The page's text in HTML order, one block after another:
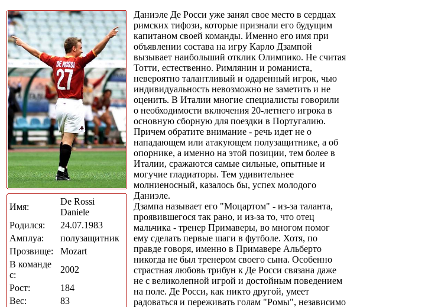
Имя:
De Rossi
Daniele
Родился:
24.07.1983
Амплуа:
полузащитник
Прозвище:
Mozart
В команде
с:
2002
Рост:
184
Вес:
83
Даниэле Де Росси уже занял свое место в сердцах
римских тифози, которые признали его будущим
капитаном своей команды. Именно его имя при
объявлении состава на игру Карло Дзампой
вызывает наибольший отклик Олимпико. Не считая
Тотти, естественно. Римлянин и романиста,
невероятно талантливый и одаренный игрок, чью
индивидуальность невозможно не заметить и не
оценить. В Италии многие специалисты говорили
о необходимости включения 20-летнего игрока в
основную сборную для поездки в Португалию.
Причем обратите внимание - речь идет не о
нападающем или атакующем полузащитнике, а об
опорнике, а именно на этой позиции, тем более в
Италии, сражаются самые сильные, опытные и
могучие гладиаторы. Тем удивительнее
молниеносный, казалось бы, успех молодого
Даниэле.
Дзампа называет его "Моцартом" - из-за таланта,
проявившегося так рано, и из-за то, что отец
мальчика - тренер Примаверы, во многом помог
ему сделать первые шаги в футболе. Хотя, по
правде говоря, именно в Примавере Альберто
никогда не был тренером своего сына. Особенно
страстная любовь трибун к Де Росси связана даже
не с великолепной игрой и достойным поведением
на поле. Де Росси, как никто другой, умеет
радоваться и переживать голам "Ромы", независимо